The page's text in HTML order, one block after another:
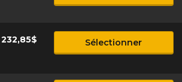
232,85$ Sélectionner